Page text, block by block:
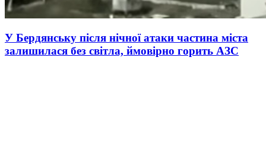
У Бердянську після нічної атаки частина міста
залишилася без світла, ймовірно горить АЗС